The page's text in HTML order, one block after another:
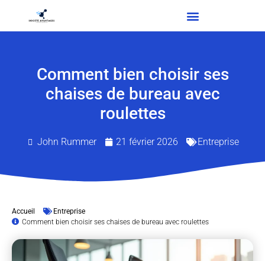
Comment bien choisir ses
chaises de bureau avec
roulettes
John Rummer 21 février 2026 Entreprise
Accueil
Entreprise
Comment bien choisir ses chaises de bureau avec roulettes